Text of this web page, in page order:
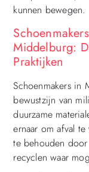
kunnen bewegen.
Middelburg:
Praktijken
Schoenmakers in
bewustzijn van
duurzame
ernaar om afval
te behouden
recyclen waar